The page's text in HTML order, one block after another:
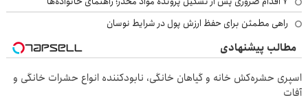
راهی مطمئن برای حفظ ارزش پول در شرایط نوسان
مطالب پیشنهادی
اسپری حشره‌کش خانه و گیاهان خانگی، نابودکننده انواع حشرات خانگی و
آفات